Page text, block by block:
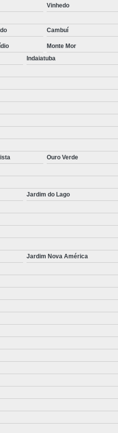
Vinhedo
Cambuí
Monte Mor
Indaiatuba
Ouro Verde
Jardim do Lago
Jardim Nova América